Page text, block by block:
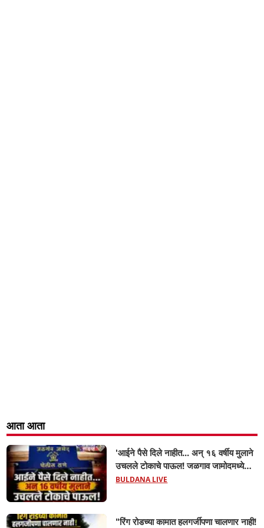
आता आता
'आईने पैसे दिले नाहीत... अन् १६ वर्षीय मुलाने
उचलले टोकाचे पाऊल! जळगाव जामोदमध्ये
खळबळ'! मुलांमधली सहनशीलता संपली काय?
BULDANA LIVE
"रिंग रोडच्या कामात हलगर्जीपणा चालणार नाही!